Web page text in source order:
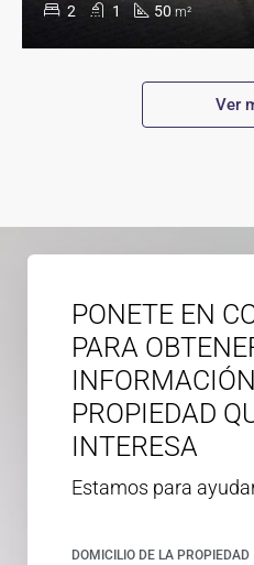
2 1 50 m²
Ver
PONETE EN
PARA
PROPIEDAD
INTERESA
Estamos para
DOMICILIO DE LA PROPIEDAD